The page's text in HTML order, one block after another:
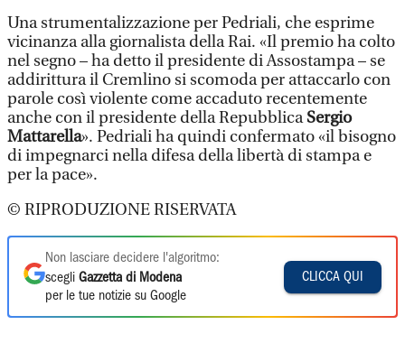
Una strumentalizzazione per Pedriali, che esprime
vicinanza alla giornalista della Rai. «Il premio ha colto
nel segno – ha detto il presidente di Assostampa – se
addirittura il Cremlino si scomoda per attaccarlo con
parole così violente come accaduto recentemente
anche con il presidente della RepubblicaSergio
Mattarella». Pedriali ha quindi confermato «il bisogno
di impegnarci nella difesa della libertà di stampa e
per la pace».
© RIPRODUZIONE RISERVATA
Non lasciare decidere l'algoritmo:
scegli Gazzetta di Modena
per le tue notizie su Google
CLICCA QUI